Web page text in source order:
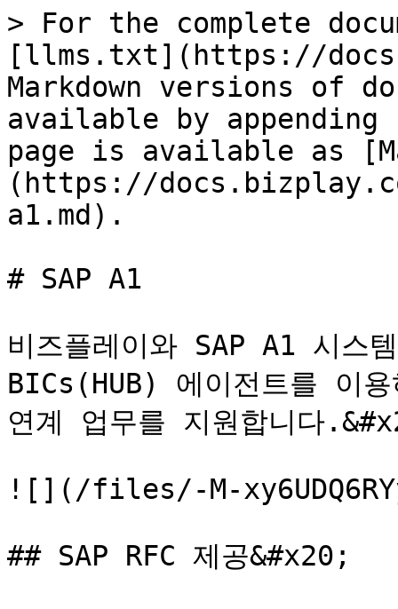
> For the complete
[llms.txt](https://
Markdown versions of
available by
page is available as
(https://
a1.md).
# SAP A1
비즈플레이와 SAP A1 시스
BICs(HUB) 에이전트를 이
연계 업무를 지원합니다
![](/files/-M-
## SAP RFC 제공&#x20;